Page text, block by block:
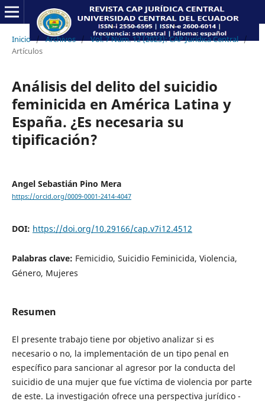
Inicio / Archivos / Vol. 7 Núm. 12 (2023): CAP Jurídica Central /
Artículos
Análisis del delito del suicidio
feminicida en América Latina y
España. ¿Es necesaria su
tipificación?
Angel Sebastián Pino Mera
https://orcid.org/0009-0001-2414-4047
DOI: https://doi.org/10.29166/cap.v7i12.4512
Palabras clave: Femicidio, Suicidio Feminicida, Violencia,
Género, Mujeres
Resumen
El presente trabajo tiene por objetivo analizar si es
necesario o no, la implementación de un tipo penal en
específico para sancionar al agresor por la conducta del
suicidio de una mujer que fue víctima de violencia por parte
de este. La investigación ofrece una perspectiva jurídico -